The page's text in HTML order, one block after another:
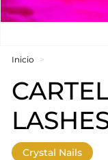
Inicio >
Crystal Nails